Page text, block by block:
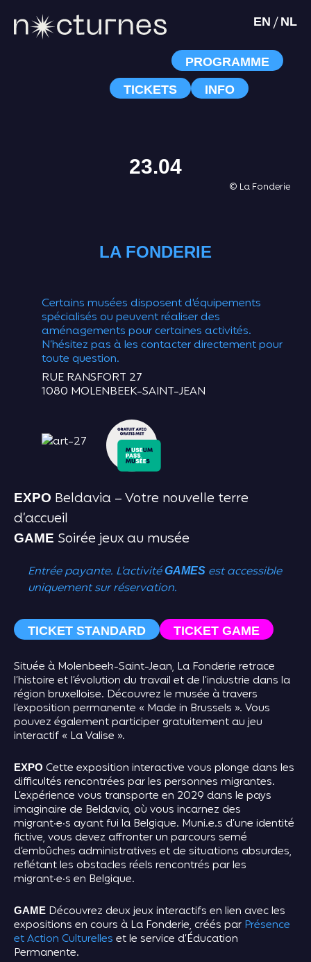
PROGRAMME
TICKETS
INFO
EN / NL
23.04
© La Fonderie
LA FONDERIE
Certains musées disposent d'équipements
spécialisés ou peuvent réaliser des
aménagements pour certaines activités.
N’hésitez pas à les contacter directement pour
toute question.
RUE RANSFORT 27
1080 MOLENBEEK-SAINT-JEAN
EXPO Beldavia – Votre nouvelle terre
d’accueil
GAME Soirée jeux au musée
Entrée payante. L’activitéGAMES est accessible
uniquement sur réservation.
TICKET STANDARD TICKET GAME
Située à Molenbeek-Saint-Jean, La Fonderie retrace
l’histoire et l’évolution du travail et de l’industrie dans la
région bruxelloise. Découvrez le musée à travers
l’exposition permanente « Made in Brussels ». Vous
pouvez également participer gratuitement au jeu
interactif « La Valise ».
EXPO Cette exposition interactive vous plonge dans les
difficultés rencontrées par les personnes migrantes.
L’expérience vous transporte en 2029 dans le pays
imaginaire de Beldavia, où vous incarnez des
migrant·e·s ayant fui la Belgique. Muni.e.s d’une identité
fictive, vous devez affronter un parcours semé
d’embûches administratives et de situations absurdes,
reflétant les obstacles réels rencontrés par les
migrant·e·s en Belgique.
GAME Découvrez deux jeux interactifs en lien avec les
expositions en cours à La Fonderie, créés par Présence
et Action Culturelles et le service d’Éducation
Permanente.